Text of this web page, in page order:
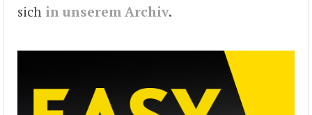
sich in unserem Archiv.